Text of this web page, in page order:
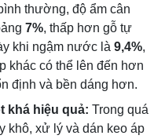
thường, độ ẩm cân
7%, thấp hơn gỗ tự
khi ngậm nước là 9,4%,
khác có thể lên đến hơn
định và bền dáng hơn.
khá hiệu quả: Trong quá
khô, xử lý và dán keo áp